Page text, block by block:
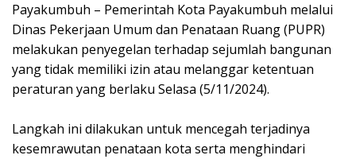
Payakumbuh – Pemerintah Kota Payakumbuh melalui
Dinas Pekerjaan Umum dan Penataan Ruang (PUPR)
melakukan penyegelan terhadap sejumlah bangunan
yang tidak memiliki izin atau melanggar ketentuan
peraturan yang berlaku Selasa (5/11/2024).
Langkah ini dilakukan untuk mencegah terjadinya
kesemrawutan penataan kota serta menghindari